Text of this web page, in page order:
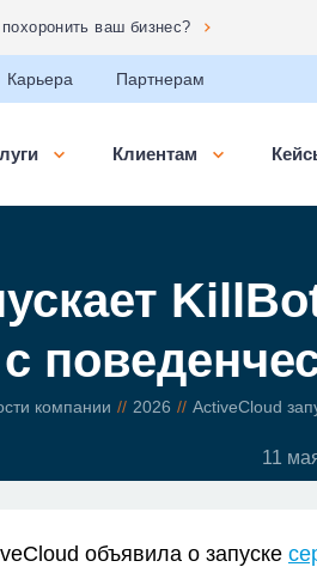
ваш бизнес?
Карьера Партнерам
Клиентам
с
компании 2026 ActiveCloud
11
объявила о запуске